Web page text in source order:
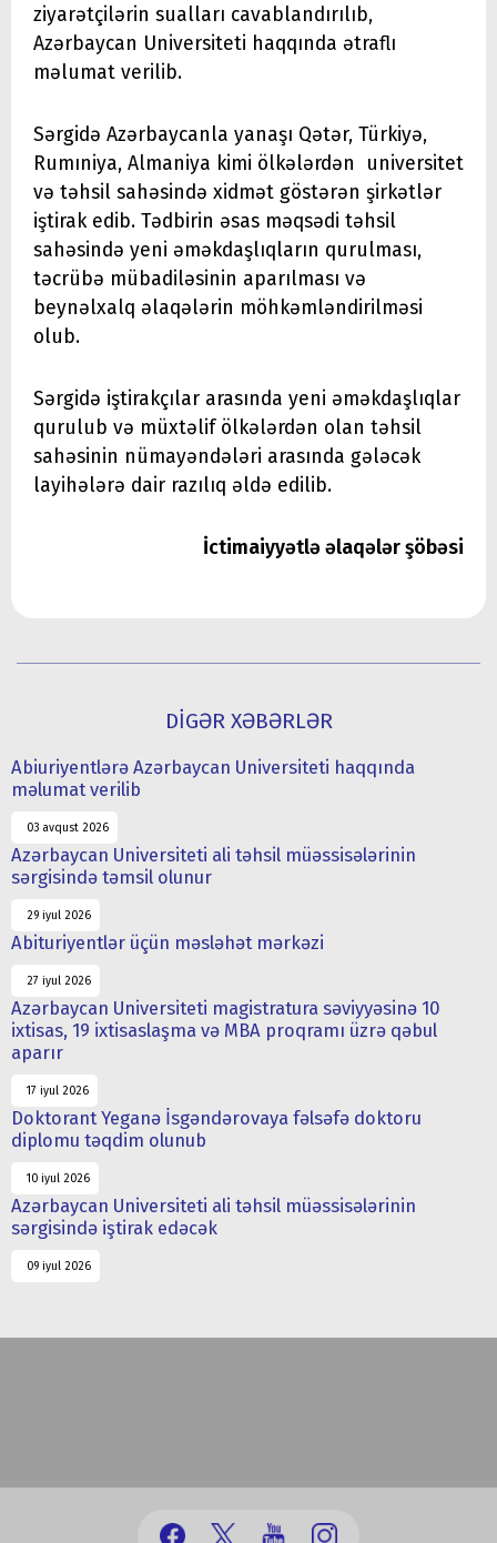
ziyarətçilərin sualları cavablandırılıb,
Azərbaycan Universiteti haqqında ətraflı
məlumat verilib.
Sərgidə Azərbaycanla yanaşı Qətər, Türkiyə,
Rumıniya, Almaniya kimi ölkələrdən universitet
və təhsil sahəsində xidmət göstərən şirkətlər
iştirak edib. Tədbirin əsas məqsədi təhsil
sahəsində yeni əməkdaşlıqların qurulması,
təcrübə mübadiləsinin aparılması və
beynəlxalq əlaqələrin möhkəmləndirilməsi
olub.
Sərgidə iştirakçılar arasında yeni əməkdaşlıqlar
qurulub və müxtəlif ölkələrdən olan təhsil
sahəsinin nümayəndələri arasında gələcək
layihələrə dair razılıq əldə edilib.
İctimaiyyətlə əlaqələr şöbəsi
DİGƏR XƏBƏRLƏR
Abiuriyentlərə Azərbaycan Universiteti haqqında
məlumat verilib
03 avqust 2026
Azərbaycan Universiteti ali təhsil müəssisələrinin
sərgisində təmsil olunur
29 iyul 2026
Abituriyentlər üçün məsləhət mərkəzi
27 iyul 2026
Azərbaycan Universiteti magistratura səviyyəsinə 10
ixtisas, 19 ixtisaslaşma və MBA proqramı üzrə qəbul
aparır
17 iyul 2026
Doktorant Yeganə İsgəndərovaya fəlsəfə doktoru
diplomu təqdim olunub
10 iyul 2026
Azərbaycan Universiteti ali təhsil müəssisələrinin
sərgisində iştirak edəcək
09 iyul 2026